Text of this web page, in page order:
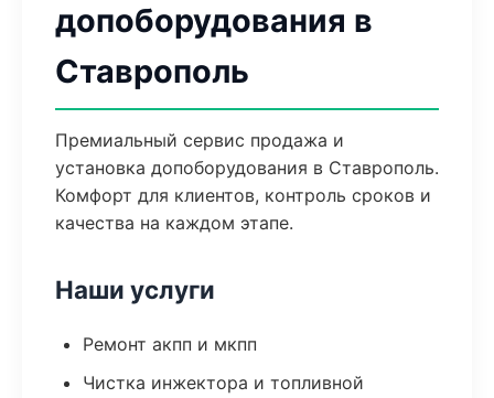
допоборудования в
Ставрополь
Премиальный сервис продажа и
установка допоборудования в Ставрополь.
Комфорт для клиентов, контроль сроков и
качества на каждом этапе.
Наши услуги
Ремонт акпп и мкпп
Чистка инжектора и топливной